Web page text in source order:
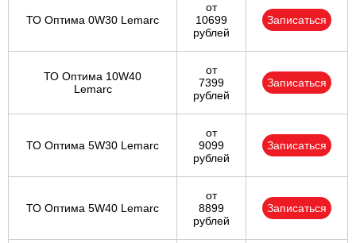
ТО Оптима 0W30 Lemarc
от
10699
рублей
Записаться
ТО Оптима 10W40
Lemarc
от
7399
рублей
Записаться
ТО Оптима 5W30 Lemarc
от
9099
рублей
Записаться
ТО Оптима 5W40 Lemarc
от
8899
рублей
Записаться